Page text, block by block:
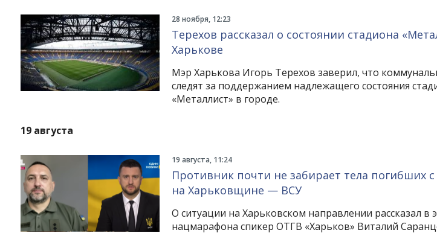
28 ноября, 12:23
Терехов рассказал о состоянии стадиона
Харькове
Мэр Харькова Игорь Терехов заверил, что
следят за поддержанием надлежащего состояния
«Металлист» в городе.
19 августа
19 августа, 11:24
Противник почти не забирает тела погибших с
на Харьковщине — ВСУ
О ситуации на Харьковском направлении рассказал в
нацмарафона спикер ОТГВ «Харьков» Виталий